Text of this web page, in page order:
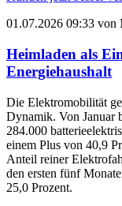
01.07.2026 09:33 von
Heimladen als
Energiehaushalt
Die Elektromobilität
Dynamik. Von Januar
284.000
einem Plus von 40,9
Anteil reiner
den ersten fünf
25,0 Prozent.